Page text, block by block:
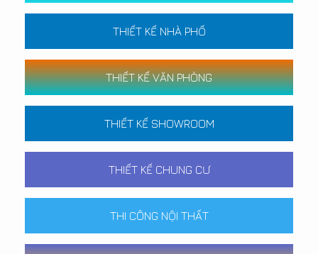
THIẾT KẾ NHÀ PHỐ
THIẾT KẾ VĂN PHÒNG
THIẾT KẾ SHOWROOM
THIẾT KẾ CHUNG CƯ
THI CÔNG NỘI THẤT